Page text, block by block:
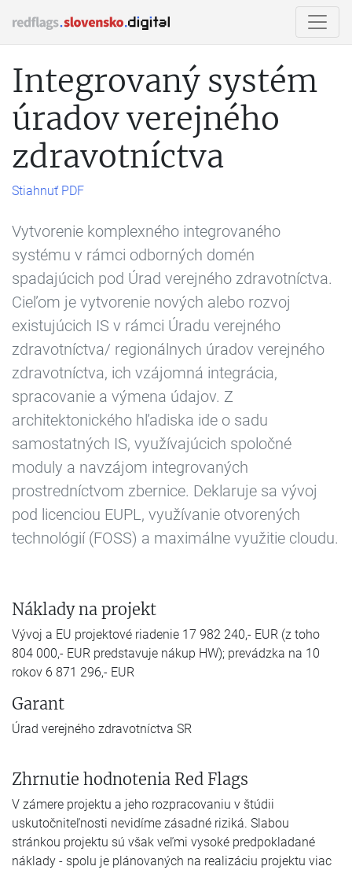
Integrovaný systém
úradov verejného
zdravotníctva
Stiahnuť PDF
Vytvorenie komplexného integrovaného
systému v rámci odborných domén
spadajúcich pod Úrad verejného zdravotníctva.
Cieľom je vytvorenie nových alebo rozvoj
existujúcich IS v rámci Úradu verejného
zdravotníctva/ regionálnych úradov verejného
zdravotníctva, ich vzájomná integrácia,
spracovanie a výmena údajov. Z
architektonického hľadiska ide o sadu
samostatných IS, využívajúcich spoločné
moduly a navzájom integrovaných
prostredníctvom zbernice. Deklaruje sa vývoj
pod licenciou EUPL, využívanie otvorených
technológií (FOSS) a maximálne využitie cloudu.
Náklady na projekt
Vývoj a EU projektové riadenie 17 982 240,- EUR (z toho
804 000,- EUR predstavuje nákup HW); prevádzka na 10
rokov 6 871 296,- EUR
Garant
Úrad verejného zdravotníctva SR
Zhrnutie hodnotenia Red Flags
V zámere projektu a jeho rozpracovaniu v štúdii
uskutočniteľnosti nevidíme zásadné riziká. Slabou
stránkou projektu sú však veľmi vysoké predpokladané
náklady - spolu je plánovaných na realizáciu projektu viac